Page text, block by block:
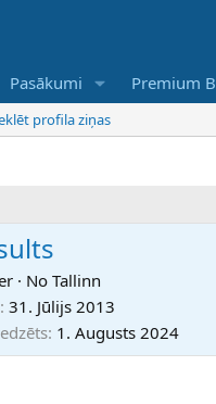
Pasākumi Premium
profila ziņas
· No Tallinn
31. Jūlijs 2013
1. Augusts 2024